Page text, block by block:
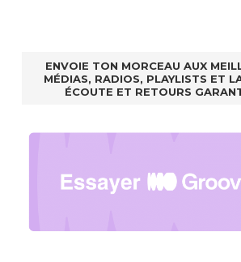
ENVOIE TON MORCEAU AUX
MÉDIAS, RADIOS, PLAYLISTS ET
ÉCOUTE ET RETOURS